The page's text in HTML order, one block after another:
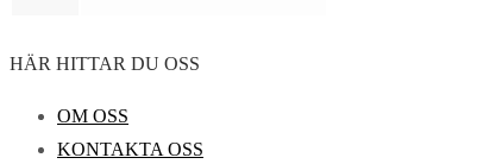
HÄR HITTAR DU OSS
OM OSS
KONTAKTA OSS